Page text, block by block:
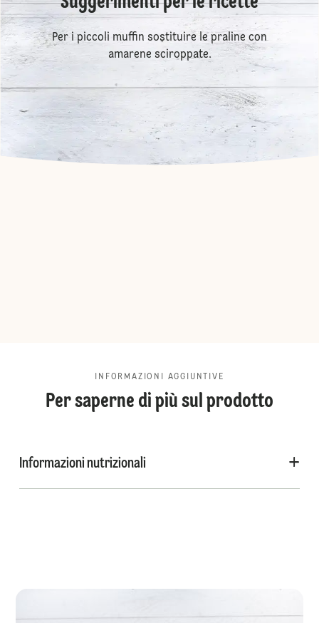
Per i piccoli muffin sostituire le praline con
amarene sciroppate.
INFORMAZIONI AGGIUNTIVE
Per saperne di più sul prodotto
Informazioni nutrizionali